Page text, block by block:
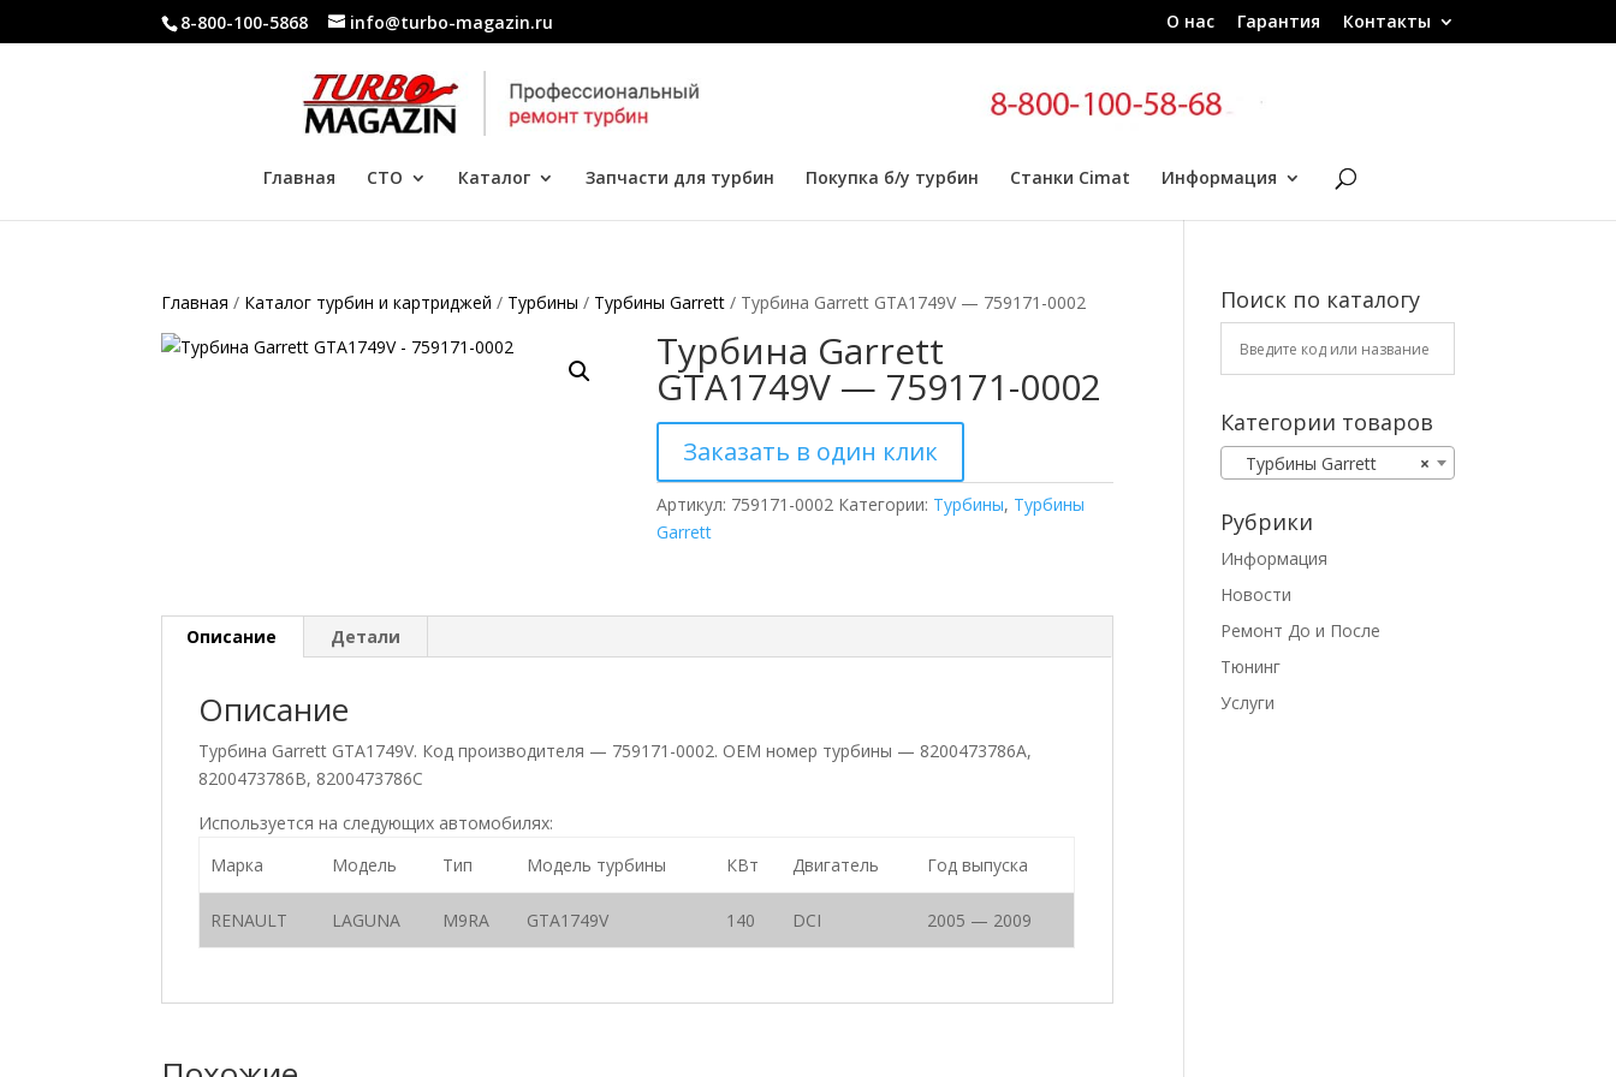
8-800-100-5868 info@turbo-magazin.ru О нас Гарантия Контакты
Главная СТО Каталог Запчасти для турбин Покупка б/у турбин Станки Cimat Информация
Главная / Каталог турбин и картриджей / Турбины / Турбины Garrett / Турбина Garrett GTA1749V — 759171-0002
Турбина Garrett
GTA1749V — 759171-0002
Заказать в один клик
Артикул: 759171-0002 Категории: Турбины, Турбины
Garrett
Описание Детали
Описание
Турбина Garrett GTA1749V. Код производителя — 759171-0002. ОЕМ номер турбины — 8200473786A,
8200473786B, 8200473786C
Используется на следующих автомобилях:
Марка
Модель Тип Модель турбины КВт Двигатель Год выпуска
RENAULT LAGUNA M9RA GTA1749V 140 DCI 2005 — 2009
Поиск по каталогу
Категории товаров
×
Турбины Garrett
Рубрики
Информация
Новости
Ремонт До и После
Тюнинг
Услуги